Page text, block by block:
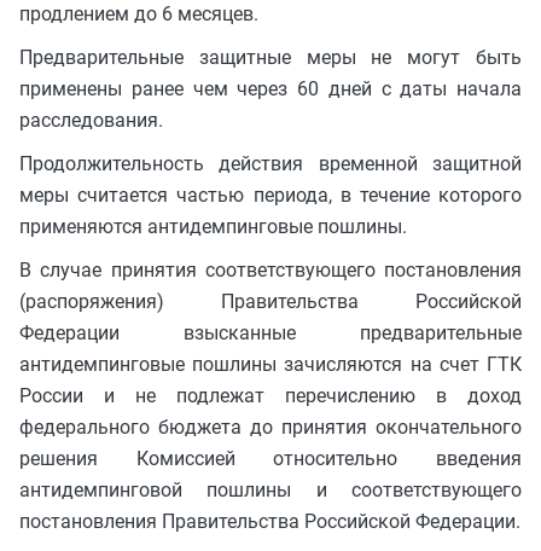
продлением до 6 месяцев.
Предварительные защитные меры не могут быть
применены ранее чем через 60 дней с даты начала
расследования.
Продолжительность действия временной защитной
меры считается частью периода, в течение которого
применяются антидемпинговые пошлины.
В случае принятия соответствующего постановления
(распоряжения) Правительства Российской
Федерации взысканные предварительные
антидемпинговые пошлины зачисляются на счет ГТК
России и не подлежат перечислению в доход
федерального бюджета до принятия окончательного
решения Комиссией относительно введения
антидемпинговой пошлины и соответствующего
постановления Правительства Российской Федерации.